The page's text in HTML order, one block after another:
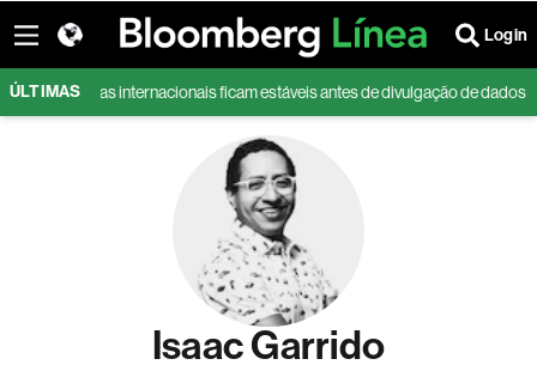
Login
ÚLTIMAS
Bolsas internacionais ficam estáveis antes de divulgação de dados
Isaac Garrido